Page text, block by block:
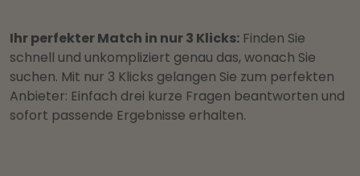
Ihr perfekter Match in nur 3 Klicks: Finden Sie
schnell und unkompliziert genau das, wonach Sie
suchen. Mit nur 3 Klicks gelangen Sie zum perfekten
Anbieter: Einfach drei kurze Fragen beantworten und
sofort passende Ergebnisse erhalten.